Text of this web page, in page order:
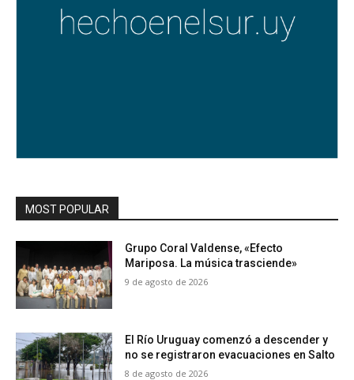
MOST POPULAR
Grupo Coral Valdense, «Efecto
Mariposa. La música trasciende»
9 de agosto de 2026
El Río Uruguay comenzó a descender y
no se registraron evacuaciones en Salto
8 de agosto de 2026